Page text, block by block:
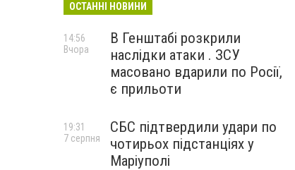
ОСТАННІ НОВИНИ
В Генштабі розкрили
наслідки атаки . ЗСУ
масовано вдарили по Росії,
є прильоти
14:56
Вчора
СБС підтвердили удари по
чотирьох підстанціях у
Маріуполі
19:31
7 серпня